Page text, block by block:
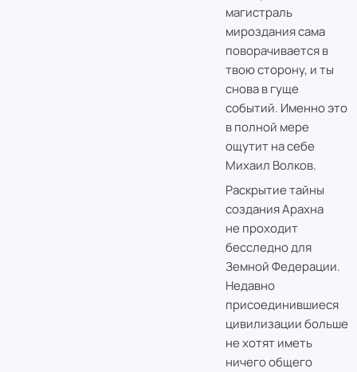
магистраль
мироздания сама
поворачивается в
твою сторону, и ты
снова в гуще
событий. Именно это
в полной мере
ощутит на себе
Михаил Волков.
Раскрытие тайны
создания Арахна
не проходит
бесследно для
Земной Федерации.
Недавно
присоединившиеся
цивилизации больше
не хотят иметь
ничего общего